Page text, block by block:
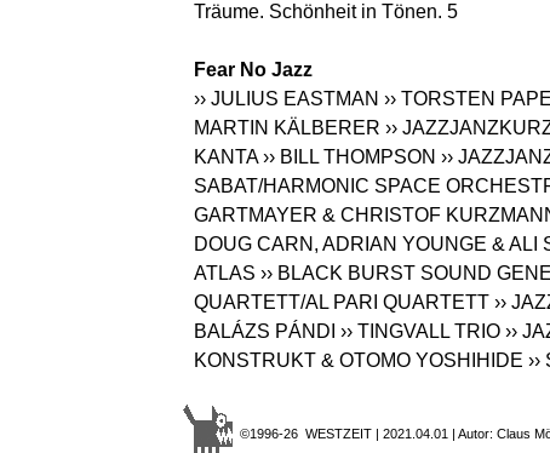
Träume. Schönheit in Tönen. 5
Fear No Jazz
›› JULIUS EASTMAN ›› TORSTEN
MARTIN KÄLBERER ››
KANTA ›› BILL THOMPSON ››
SABAT/HARMONIC SPACE
GARTMAYER & CHRISTOF
DOUG CARN, ADRIAN YOUNGE & ALI
ATLAS ›› BLACK BURST SOUND
QUARTETT/AL PARI QUARTETT ››
BALÁZS PÁNDI ›› TINGVALL TRIO ››
KONSTRUKT & OTOMO YOSHIHIDE
©1996-26 WESTZEIT | 2021.04.01 | Autor: Claus